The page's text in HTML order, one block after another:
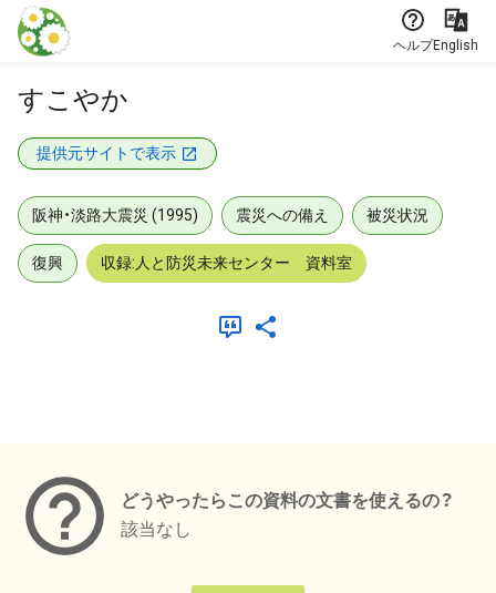
本文に飛ぶ
ヘルプEnglish
すこやか
提供元サイトで表示
阪神・淡路大震災 (1995) 震災への備え 被災状況
復興 収録:人と防災未来センター 資料室
どうやったらこの資料の文書を使えるの？
該当なし